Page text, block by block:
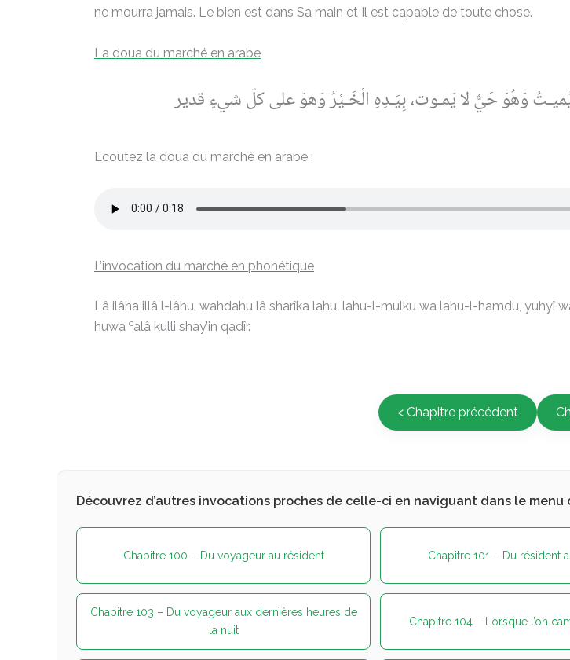
ne mourra jamais. Le bien est dans Sa main et Il est capable de toute chose.
La doua du marché en arabe
وَيُميـتُ وَهُوَ حَيٌّ لا يَمـوت، بِيَـدِهِ الْخَـيْرُ وَهوَ على كلّ شيءٍ قدير
Ecoutez la doua du marché en arabe :
L’invocation du marché en phonétique
Lâ ilâha illâ l-lâhu, wahdahu lâ sharîka lahu, lahu-l-mulku wa lahu-l-hamdu, yuhyî
huwa calâ kulli shay’in qadîr.
< Chapitre précédent
Découvrez d’autres invocations proches de celle-ci en naviguant dans le menu
Chapitre 100 – Du voyageur au résident Chapitre 101 – Du résident
Chapitre 103 – Du voyageur aux dernières heures de
la nuit
Chapitre 104 – Lorsque l’on